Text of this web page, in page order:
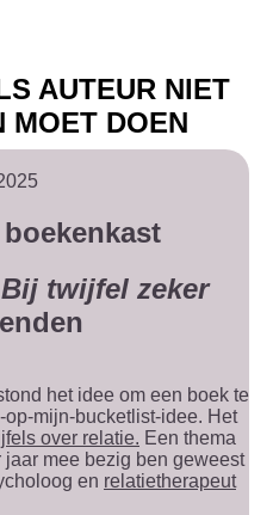
AUTEUR NIET
MOET DOEN
Bij twijfel zeker
het idee om een boek te
mijn-bucketlist-idee. Het
over relatie. Een thema
mee bezig ben geweest
en relatietherapeut